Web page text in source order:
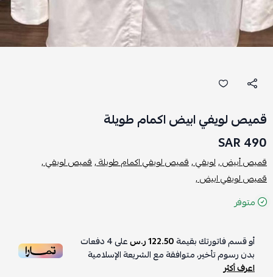
قميص لويفي ابيض اكمام طويلة
490 SAR
قميص أبيض ,لويفي ,قميص لويفي اكمام طويلة ,قميص لويفي ,
قميص لويفي ابيض ,
متوفر
أو قسم فاتورتك بقيمة122.50 ر.س على4دفعات
بدون رسوم تأخير، متوافقة مع الشريعة الإسلامية
اعرف أكثر